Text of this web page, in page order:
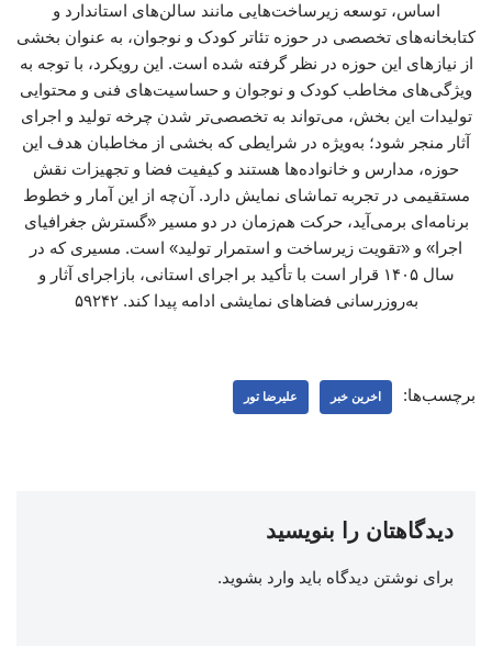
اساس، توسعه زیرساخت‌هایی مانند سالن‌های استاندارد و
کتابخانه‌های تخصصی در حوزه تئاتر کودک و نوجوان، به عنوان بخشی
از نیازهای این حوزه در نظر گرفته شده است. این رویکرد، با توجه به
ویژگی‌های مخاطب کودک و نوجوان و حساسیت‌های فنی و محتوایی
تولیدات این بخش، می‌تواند به تخصصی‌تر شدن چرخه تولید و اجرای
آثار منجر شود؛ به‌ویژه در شرایطی که بخشی از مخاطبان هدف این
حوزه، مدارس و خانواده‌ها هستند و کیفیت فضا و تجهیزات نقش
مستقیمی در تجربه تماشای نمایش دارد. آن‌چه از این آمار و خطوط
برنامه‌ای برمی‌آید، حرکت هم‌زمان در دو مسیر «گسترش جغرافیای
اجرا» و «تقویت زیرساخت و استمرار تولید» است. مسیری که در
سال ۱۴۰۵ قرار است با تأکید بر اجرای استانی، بازاجرای آثار و
به‌روزرسانی فضاهای نمایشی ادامه پیدا کند. ۵۹۲۴۲
برچسب‌ها: اخرین خبر علیرضا تور
دیدگاهتان را بنویسید
برای نوشتن دیدگاه باید وارد بشوید.